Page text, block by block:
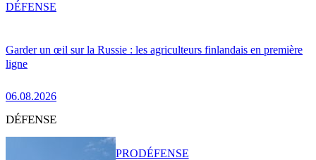
Garder un œil sur la Russie : les agriculteurs finlandais en première
ligne
06.08.2026
DÉFENSE
DÉFENSE
PRODÉFENSE